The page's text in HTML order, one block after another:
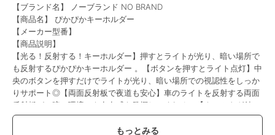
【ブランド名】 ノーブランド NO BRAND
【商品名】 ぴかぴかキーホルダー
【メーカー型番】
【商品説明】
【光る！反射する！キーホルダー】押すとライトが光り、暗い場所で
も反射するぴかぴかキーホルダー 。【ボタンを押すとライト点灯】中
央のボタンを押すだけでライトが光り、暗い場所での視認性をしっか
りサポート◎【両面反射板で夜道も安心】車のライトを反射する両面
反射板が、暗い環境でも存在感を発揮してくれる！【ネームタグ付
き】後面には無地の台紙入りネームタグがあり、名前を書き込んでお
けば子どもの持ち物管理に便利〇【色んなキャラクターから選べる】